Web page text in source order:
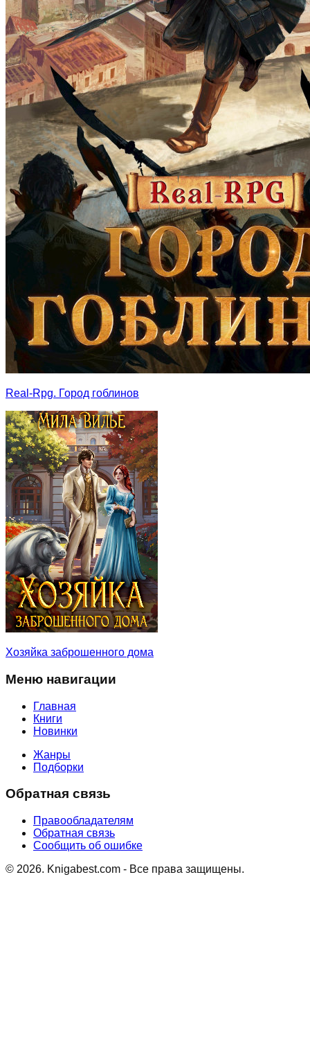
Real-Rpg. Город гоблинов
Хозяйка заброшенного дома
Меню навигации
Главная
Книги
Новинки
Жанры
Подборки
Обратная связь
Правообладателям
Обратная связь
Сообщить об ошибке
© 2026. Knigabest.com - Все права защищены.